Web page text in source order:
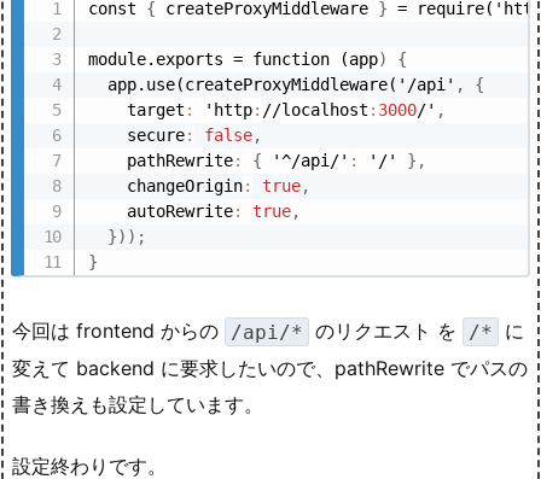
const { createProxyMiddleware } =
module.exports = function (app)
{
  app.use(createProxyMiddleware('/api'
,
{
    target
: 'http: //localhost : 3000/' ,
    secure
: false,
    pathRewrite
: { '^/api/' : '/' } ,
    changeOrigin
: true,
    autoRewrite
: true,
}) ) ;
}
今回は frontend からの /api/* のリクエスト を /*
に
変えて backend に要求したいので、pathRewrite でパスの
書き換えも設定しています。
設定終わりです。